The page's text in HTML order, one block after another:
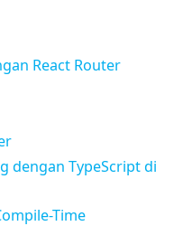
React Router
dengan TypeScript di
Time